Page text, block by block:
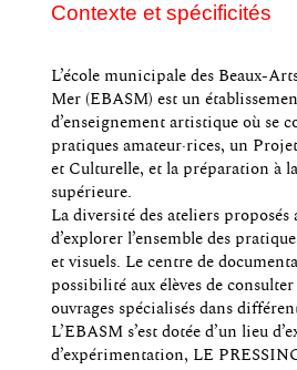
Contexte et spécificités
L’école municipale des Beaux-
Mer (EBASM) est un
d’enseignement artistique où se
pratiques amateur·rices, un
et Culturelle, et la préparation à
supérieure.
La diversité des ateliers proposés
d’explorer l’ensemble des
et visuels. Le centre de
possibilité aux élèves de
ouvrages spécialisés dans
L’EBASM s’est dotée d’un lieu
d’expérimentation, LE